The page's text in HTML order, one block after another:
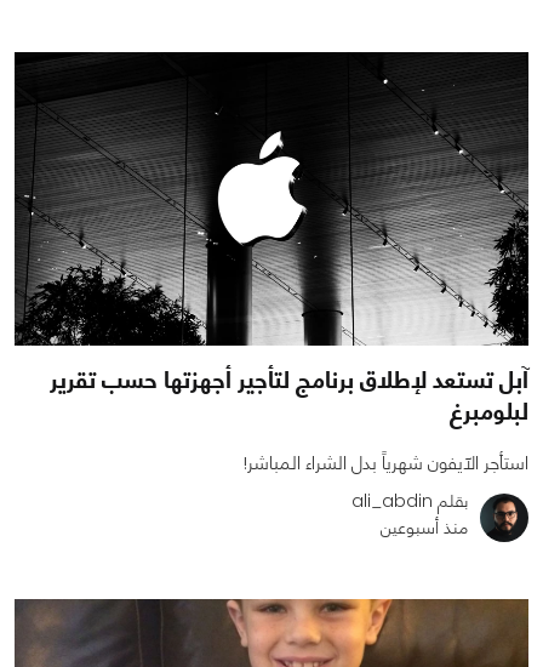
0
0
آبل تستعد لإطلاق برنامج لتأجير أجهزتها حسب تقرير
لبلومبرغ
استأجر الآيفون شهرياً بدل الشراء المباشر!
بقلم ali_abdin
منذ أسبوعين